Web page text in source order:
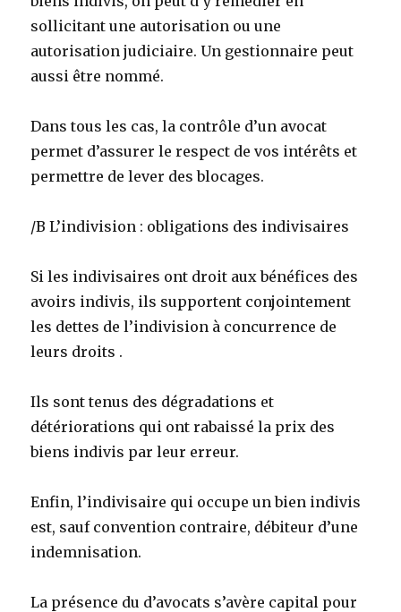
sollicitant une autorisation ou une
autorisation judiciaire. Un gestionnaire peut
aussi être nommé.
Dans tous les cas, la contrôle d’un avocat
permet d’assurer le respect de vos intérêts et
permettre de lever des blocages.
/B L’indivision : obligations des indivisaires
Si les indivisaires ont droit aux bénéfices des
avoirs indivis, ils supportent conjointement
les dettes de l’indivision à concurrence de
leurs droits .
Ils sont tenus des dégradations et
détériorations qui ont rabaissé la prix des
biens indivis par leur erreur.
Enfin, l’indivisaire qui occupe un bien indivis
est, sauf convention contraire, débiteur d’une
indemnisation.
La présence du d’avocats s’avère capital pour